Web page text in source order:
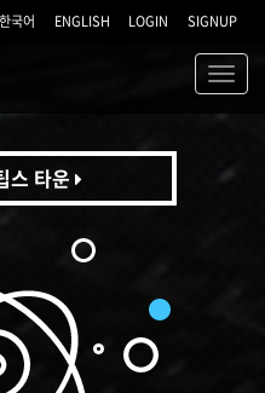
한국어 ENGLISH LOGIN SIGNUP
스 타운